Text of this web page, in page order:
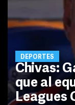
DEPORTES
Chivas:
que al
Leagues